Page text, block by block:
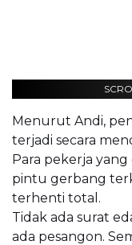
Menurut Andi,
terjadi secara
Para pekerja
pintu gerbang
terhenti total.
Tidak ada surat
ada pesangon.